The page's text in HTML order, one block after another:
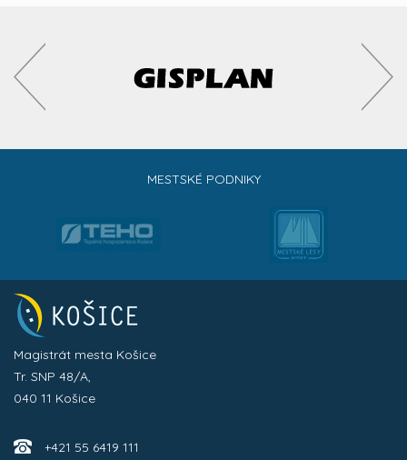
MESTSKÉ PODNIKY
Magistrát mesta Košice
Tr. SNP 48/A,
040 11 Košice
+421 55 6419 111